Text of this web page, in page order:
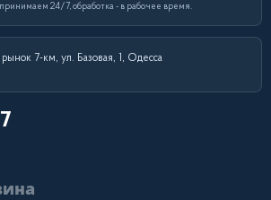
принимаем 24/7, обработка - в рабочее время.
рынок 7-км, ул. Базовая, 1, Одесса